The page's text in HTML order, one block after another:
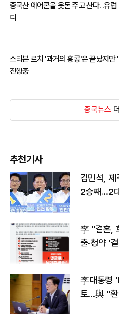
중국산 에어콘을 웃돈 주고 산다...유럽
디
스티븐 로치 '과거의 홍콩'은 끝났지만
진행중
중국뉴스
추천기사
김민석, 제
2승째…2
李 "결혼,
출·청약 '
李대통령
토…與 "환